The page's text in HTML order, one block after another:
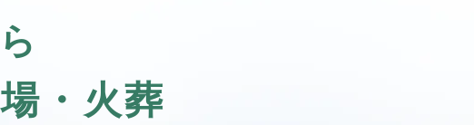
・火葬